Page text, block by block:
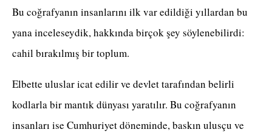
Bu coğrafyanın insanlarını ilk var edildiği yıllardan bu
yana inceleseydik, hakkında birçok şey söylenebilirdi:
cahil bırakılmış bir toplum.
Elbette uluslar icat edilir ve devlet tarafından belirli
kodlarla bir mantık dünyası yaratılır. Bu coğrafyanın
insanları ise Cumhuriyet döneminde, baskın ulusçu ve